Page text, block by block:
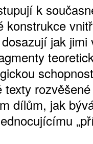
k
konstrukce
jak
texty
dílům, jak